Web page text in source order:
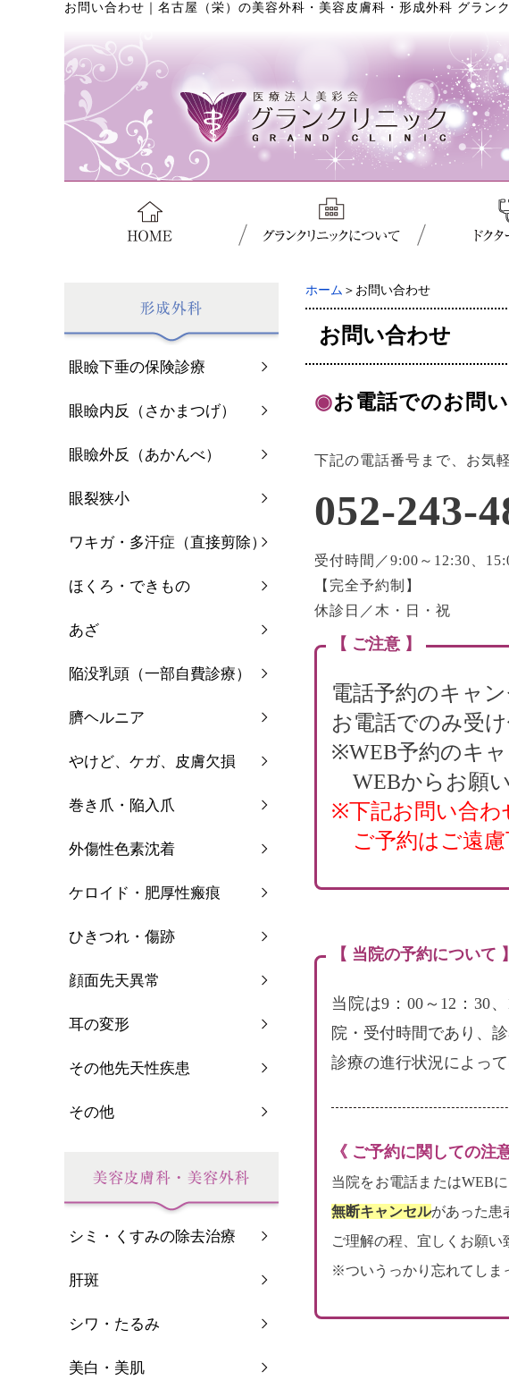
お問い合わせ 名古屋（栄）の美容外科・美容皮膚科・形成外科 グラン
ホーム ＞お問い合わせ
お問い合わせ
◉お電話でのお問
下記の電話番号まで、お気
052-243-
受付時間／9:00～12:30、
【完全予約制】
休診日／木・日・祝
【 ご注意 】
電話予約のキャ
お電話でのみ受
※WEB予約のキ
WEBからお願い
※下記お問い合わ
ご予約はご遠慮
【 当院の予約について 】
当院は9：00～12：30
院・受付時間であり、
診療の進行状況によっ
《 ご予約に関しての注
当院をお電話またはWEB
無断キャンセルがあった患
ご理解の程、宜しくお願い
※ついうっかり忘れてしま
眼瞼下垂の保険診療
眼瞼内反（さかまつげ）
眼瞼外反（あかんべ）
眼裂狭小
ワキガ・多汗症（直接剪除）
ほくろ・できもの
あざ
陥没乳頭（一部自費診療）
臍ヘルニア
やけど、ケガ、皮膚欠損
巻き爪・陥入爪
外傷性色素沈着
ケロイド・肥厚性瘢痕
ひきつれ・傷跡
顔面先天異常
耳の変形
その他先天性疾患
その他
シミ・くすみの除去治療
肝斑
シワ・たるみ
美白・美肌